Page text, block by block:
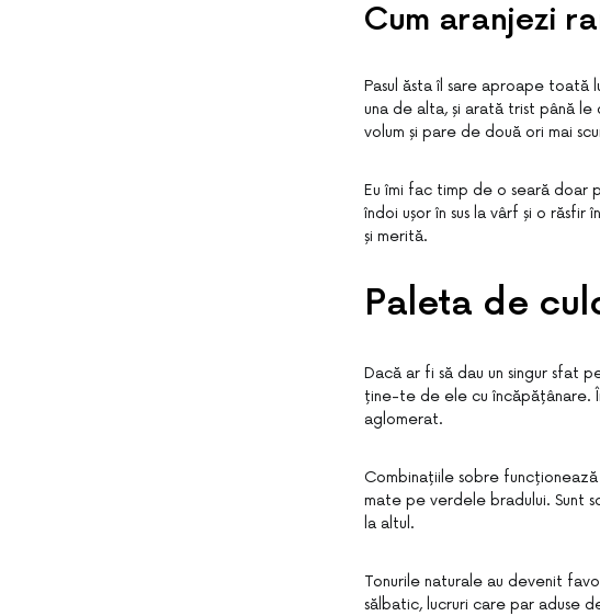
Cum aranjezi
Pasul ăsta îl sare aproape toată
una de alta, și arată trist până
volum și pare de două ori mai
Eu îmi fac timp de o seară doar
îndoi ușor în sus la vârf și o
și merită.
Paleta de
Dacă ar fi să dau un singur sfat
ține-te de ele cu încăpățânare.
aglomerat.
Combinațiile sobre funcționează
mate pe verdele bradului. Sunt
la altul.
Tonurile naturale au devenit
sălbatic, lucruri care par aduse